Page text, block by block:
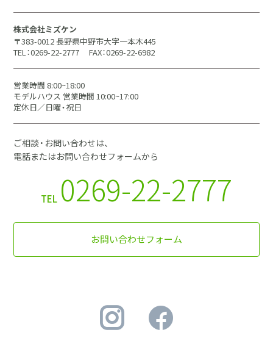
株式会社ミズケン
〒383-0012 長野県中野市大字一本木445
TEL：0269-22-2777
FAX：0269-22-6982
営業時間 8:00~18:00
モデルハウス 営業時間 10:00~17:00
定休日／日曜・祝日
ご相談・お問い合わせは、
電話またはお問い合わせフォームから
TEL 0269-22-2777
お問い合わせフォーム